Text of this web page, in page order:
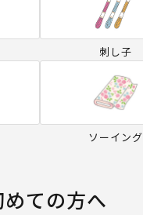
刺し子
ソーイング
めての方へ